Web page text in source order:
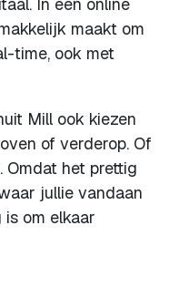
maakt om
time, ook met
Mill ook kiezen
of verderop. Of
Omdat het prettig
jullie vandaan
is om elkaar